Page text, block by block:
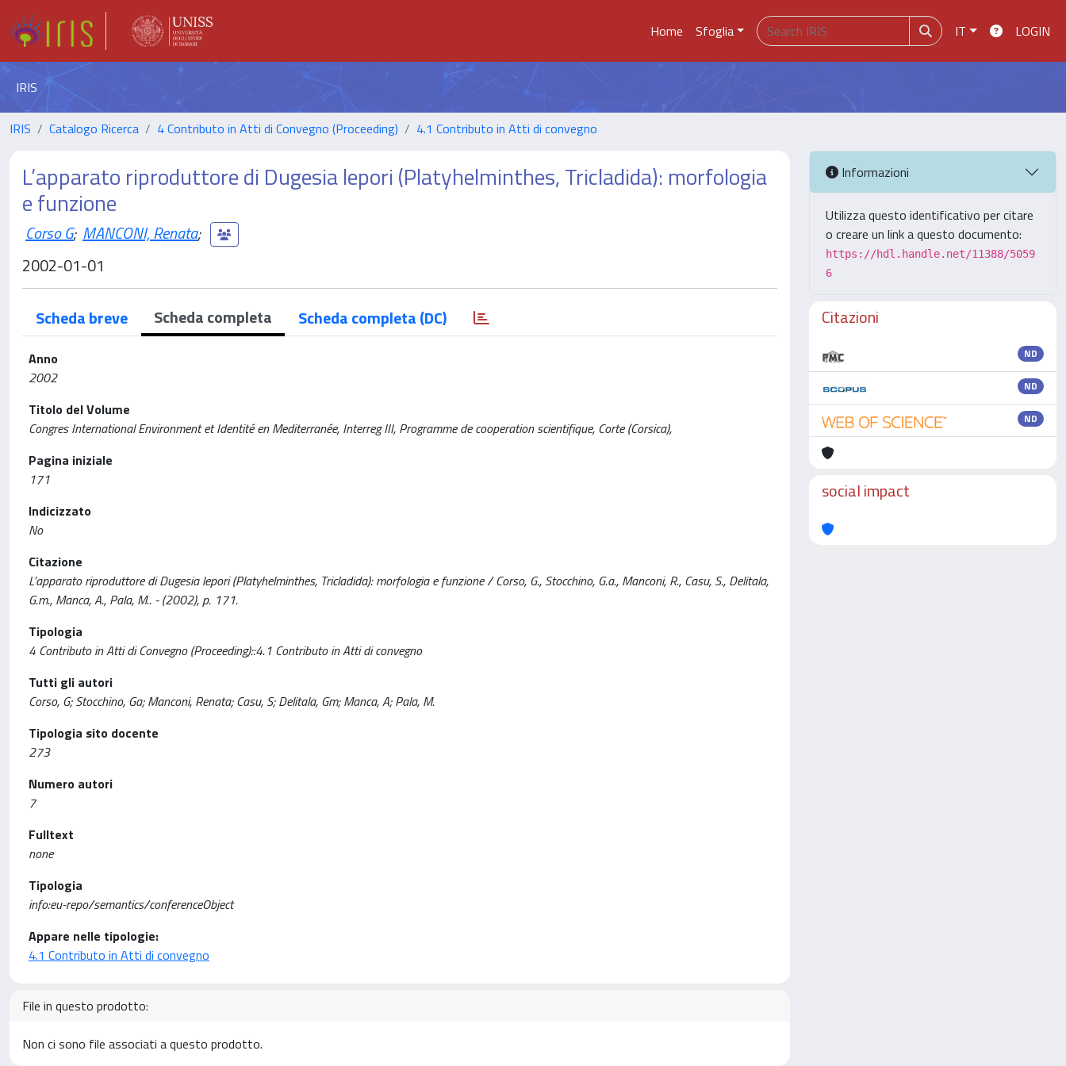
Home Sfoglia IT LOGIN
IRIS
IRIS Catalogo Ricerca 4 Contributo in Atti di Convegno (Proceeding) 4.1 Contributo in Atti di convegno
L’apparato riproduttore di Dugesia lepori (Platyhelminthes, Tricladida): morfologia
e funzione
Corso G; MANCONI, Renata;
2002-01-01
Scheda breve Scheda completa Scheda completa (DC)
Anno
2002
Titolo del Volume
Congres International Environment et Identité en Mediterranée, Interreg III, Programme de cooperation scientifique, Corte (Corsica),
Pagina iniziale
171
Indicizzato
No
Citazione
L’apparato riproduttore di Dugesia lepori (Platyhelminthes, Tricladida): morfologia e funzione / Corso, G., Stocchino, G.a., Manconi, R., Casu, S., Delitala,
G.m., Manca, A., Pala, M.. - (2002), p. 171.
Tipologia
4 Contributo in Atti di Convegno (Proceeding)::4.1 Contributo in Atti di convegno
Tutti gli autori
Corso, G; Stocchino, Ga; Manconi, Renata; Casu, S; Delitala, Gm; Manca, A; Pala, M.
Tipologia sito docente
273
Numero autori
7
Fulltext
none
Tipologia
info:eu-repo/semantics/conferenceObject
Appare nelle tipologie:
4.1 Contributo in Atti di convegno
File in questo prodotto:
Non ci sono file associati a questo prodotto.
Informazioni
Utilizza questo identificativo per citare
o creare un link a questo documento:
https://hdl.handle.net/11388/5059
6
Citazioni
ND
ND
ND
social impact